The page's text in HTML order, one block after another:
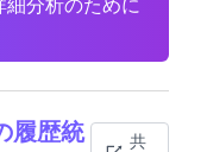
分析のために
履歴統
共